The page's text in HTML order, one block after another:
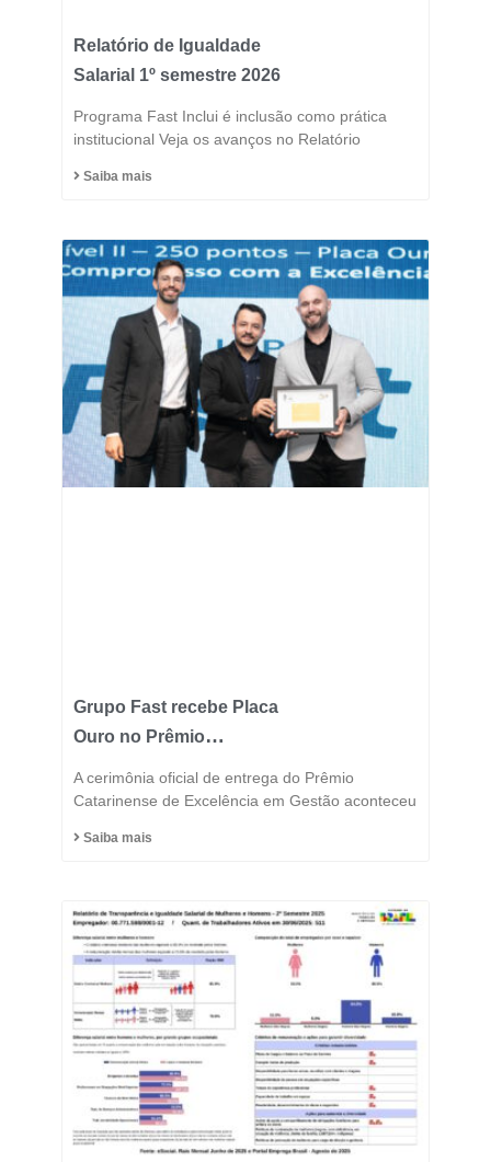
Relatório de Igualdade
Salarial 1º semestre 2026
Programa Fast Inclui é inclusão como prática
institucional Veja os avanços no Relatório
Saiba mais
Grupo Fast recebe Placa
Ouro no Prêmio
Excelência 2025 e
A cerimônia oficial de entrega do Prêmio
Catarinense de Excelência em Gestão aconteceu
Saiba mais